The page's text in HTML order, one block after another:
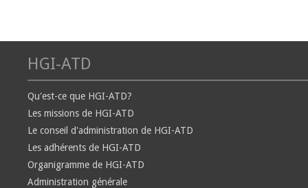
HGI-ATD
Qu'est-ce que HGI-ATD?
Les missions de HGI-ATD
Le conseil d'administration de HGI-ATD
Les adhérents de HGI-ATD
Organigramme de HGI-ATD
Administration générale